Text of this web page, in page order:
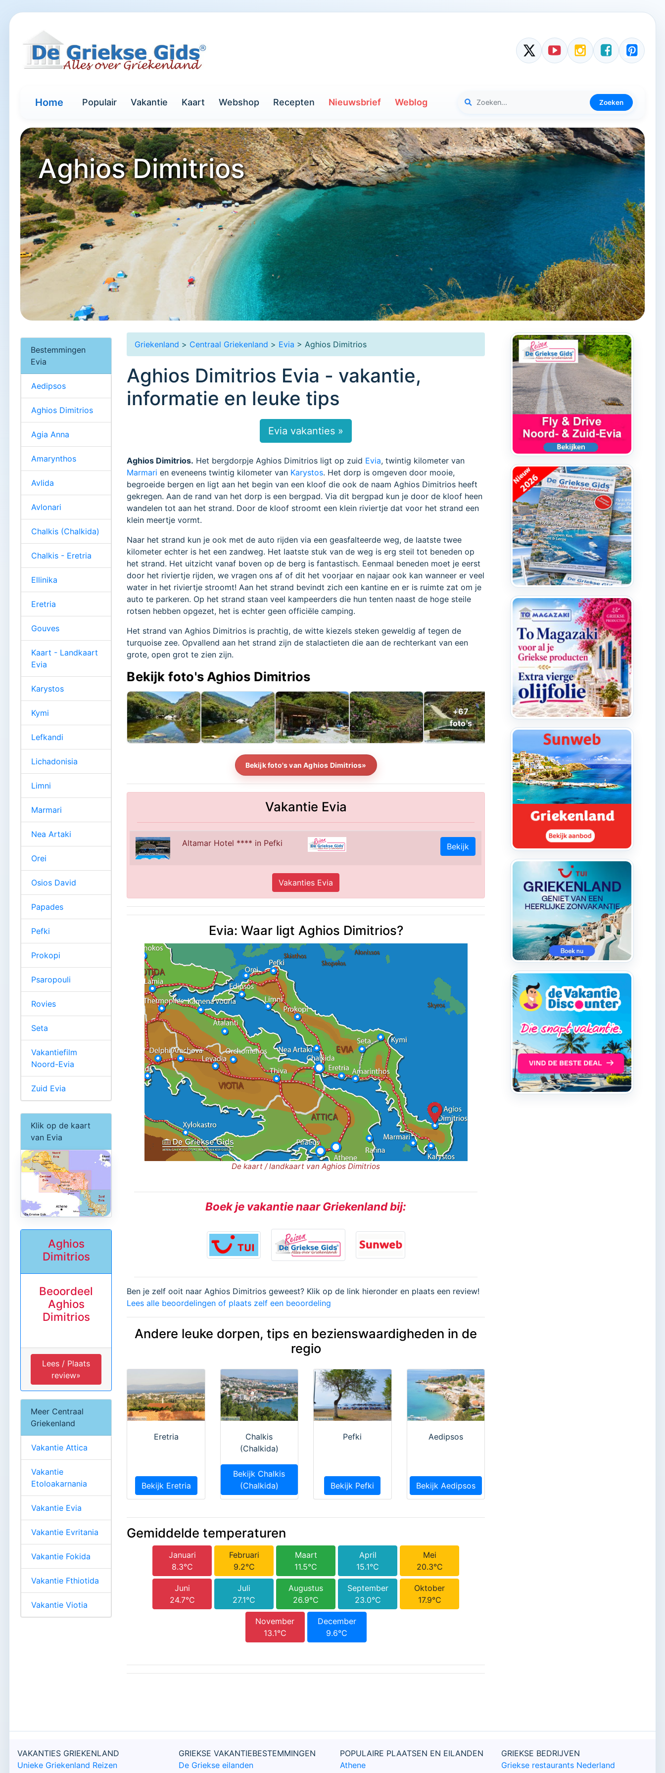
Home Populair Vakantie Kaart Webshop Recepten Nieuwsbrief Weblog Zoeken
Aghios Dimitrios
Griekenland > Centraal Griekenland > Evia > Aghios Dimitrios
Aghios Dimitrios Evia - vakantie,
informatie en leuke tips
Evia vakanties »
Aghios Dimitrios. Het bergdorpje Aghios Dimitrios ligt op zuid Evia, twintig kilometer van
Marmari en eveneens twintig kilometer van Karystos. Het dorp is omgeven door mooie,
begroeide bergen en ligt aan het begin van een kloof die ook de naam Aghios Dimitrios heeft
gekregen. Aan de rand van het dorp is een bergpad. Via dit bergpad kun je door de kloof heen
wandelen tot aan het strand. Door de kloof stroomt een klein riviertje dat voor het strand een
klein meertje vormt.
Naar het strand kun je ook met de auto rijden via een geasfalteerde weg, de laatste twee
kilometer echter is het een zandweg. Het laatste stuk van de weg is erg steil tot beneden op
het strand. Het uitzicht vanaf boven op de berg is fantastisch. Eenmaal beneden moet je eerst
door het riviertje rijden, we vragen ons af of dit het voorjaar en najaar ook kan wanneer er veel
water in het riviertje stroomt! Aan het strand bevindt zich een kantine en er is ruimte zat om je
auto te parkeren. Op het strand staan veel kampeerders die hun tenten naast de hoge steile
rotsen hebben opgezet, het is echter geen officiële camping.
Het strand van Aghios Dimitrios is prachtig, de witte kiezels steken geweldig af tegen de
turquoise zee. Opvallend aan het strand zijn de stalactieten die aan de rechterkant van een
grote, open grot te zien zijn.
Bekijk foto's Aghios Dimitrios
Bekijk foto's van Aghios Dimitrios»
Vakantie Evia
Altamar Hotel **** in Pefki Bekijk
Vakanties Evia
Evia: Waar ligt Aghios Dimitrios?
De kaart / landkaart van Aghios Dimitrios
Boek je vakantie naar Griekenland bij:
Ben je zelf ooit naar Aghios Dimitrios geweest? Klik op de link hieronder en plaats een review!
Lees alle beoordelingen of plaats zelf een beoordeling
Andere leuke dorpen, tips en bezienswaardigheden in de
regio
Eretria
Bekijk Eretria
Chalkis
(Chalkida)
Bekijk Chalkis
(Chalkida)
Pefki
Bekijk Pefki
Aedipsos
Bekijk Aedipsos
Gemiddelde temperaturen
Januari
8.3°C
Februari
9.2°C
Maart
11.5°C
April
15.1°C
Mei
20.3°C
Juni
24.7°C
Juli
27.1°C
Augustus
26.9°C
September
23.0°C
Oktober
17.9°C
November
13.1°C
December
9.6°C
Bestemmingen
Evia
Aedipsos
Aghios Dimitrios
Agia Anna
Amarynthos
Avlida
Avlonari
Chalkis (Chalkida)
Chalkis - Eretria
Ellinika
Eretria
Gouves
Kaart - Landkaart
Evia
Karystos
Kymi
Lefkandi
Lichadonisia
Limni
Marmari
Nea Artaki
Orei
Osios David
Papades
Pefki
Prokopi
Psaropouli
Rovies
Seta
Vakantiefilm
Noord-Evia
Zuid Evia
Klik op de kaart
van Evia
Aghios
Dimitrios
Beoordeel
Aghios
Dimitrios
Lees / Plaats
review»
Meer Centraal
Griekenland
Vakantie Attica
Vakantie
Etoloakarnania
Vakantie Evia
Vakantie Evritania
Vakantie Fokida
Vakantie Fthiotida
Vakantie Viotia
VAKANTIES GRIEKENLAND
Unieke Griekenland Reizen
GRIEKSE VAKANTIEBESTEMMINGEN
De Griekse eilanden
POPULAIRE PLAATSEN EN EILANDEN
Athene
GRIEKSE BEDRIJVEN
Griekse restaurants Nederland